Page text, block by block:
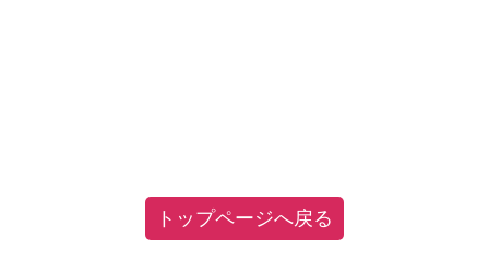
トップページへ戻る